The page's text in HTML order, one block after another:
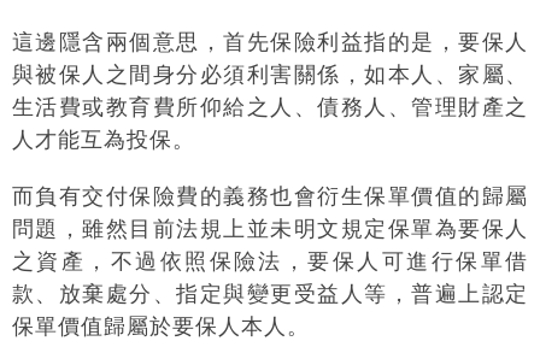
這邊隱含兩個意思，首先保險利益指的是，要保人
與被保人之間身分必須利害關係，如本人、家屬、
生活費或教育費所仰給之人、債務人、管理財產之
人才能互為投保。
而負有交付保險費的義務也會衍生保單價值的歸屬
問題，雖然目前法規上並未明文規定保單為要保人
之資產，不過依照保險法，要保人可進行保單借
款、放棄處分、指定與變更受益人等，普遍上認定
保單價值歸屬於要保人本人。